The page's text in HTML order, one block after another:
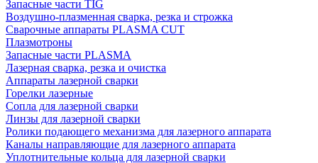
Запасные части TIG
Воздушно-плазменная сварка, резка и строжка
Сварочные аппараты PLASMA CUT
Плазмотроны
Запасные части PLASMA
Лазерная сварка, резка и очистка
Аппараты лазерной сварки
Горелки лазерные
Сопла для лазерной сварки
Линзы для лазерной сварки
Ролики подающего механизма для лазерного аппарата
Каналы направляющие для лазерного аппарата
Уплотнительные кольца для лазерной сварки